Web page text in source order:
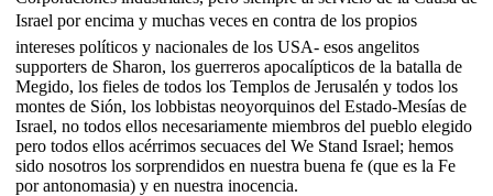
Israel por encima y muchas veces en contra de los propios
intereses políticos y nacionales de los USA- esos angelitos
supporters de Sharon, los guerreros apocalípticos de la batalla de
Megido, los fieles de todos los Templos de Jerusalén y todos los
montes de Sión, los lobbistas neoyorquinos del Estado-Mesías de
Israel, no todos ellos necesariamente miembros del pueblo elegido
pero todos ellos acérrimos secuaces del We Stand Israel; hemos
sido nosotros los sorprendidos en nuestra buena fe (que es la Fe
por antonomasia) y en nuestra inocencia.